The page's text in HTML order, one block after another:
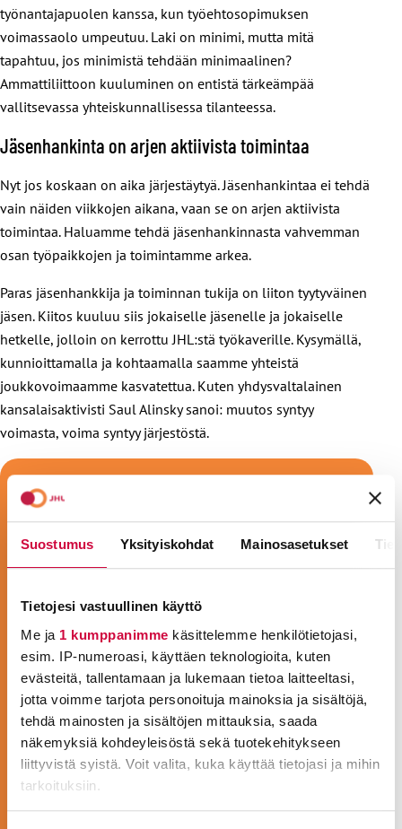
Suostumus Yksityiskohdat Mainosasetukset
Tietojesi vastuullinen käyttö
Me ja 1 kumppanimme käsittelemme henkilötietojasi,
esim. IP-numeroasi, käyttäen teknologioita, kuten
evästeitä, tallentamaan ja lukemaan tietoa laitteeltasi,
jotta voimme tarjota personoituja mainoksia ja sisältöjä,
tehdä mainosten ja sisältöjen mittauksia, saada
näkemyksiä kohdeyleisöstä sekä tuotekehitykseen
liittyvistä syistä. Voit valita, kuka käyttää tietojasi ja mihin
tarkoituksiin.
työnantajapuolen kanssa, kun työehtosopimuksen
voimassaolo umpeutuu. Laki on minimi, mutta mitä
tapahtuu, jos minimistä tehdään minimaalinen?
Ammattiliittoon kuuluminen on entistä tärkeämpää
vallitsevassa yhteiskunnallisessa tilanteessa.
Jäsenhankinta on arjen aktiivista toimintaa
Nyt jos koskaan on aika järjestäytyä. Jäsenhankintaa ei tehdä
vain näiden viikkojen aikana, vaan se on arjen aktiivista
toimintaa. Haluamme tehdä jäsenhankinnasta vahvemman
osan työpaikkojen ja toimintamme arkea.
Paras jäsenhankkija ja toiminnan tukija on liiton tyytyväinen
jäsen. Kiitos kuuluu siis jokaiselle jäsenelle ja jokaiselle
hetkelle, jolloin on kerrottu JHL:stä työkaverille. Kysymällä,
kunnioittamalla ja kohtaamalla saamme yhteistä
joukkovoimaamme kasvatettua. Kuten yhdysvaltalainen
kansalaisaktivisti Saul Alinsky sanoi: muutos syntyy
voimasta, voima syntyy järjestöstä.